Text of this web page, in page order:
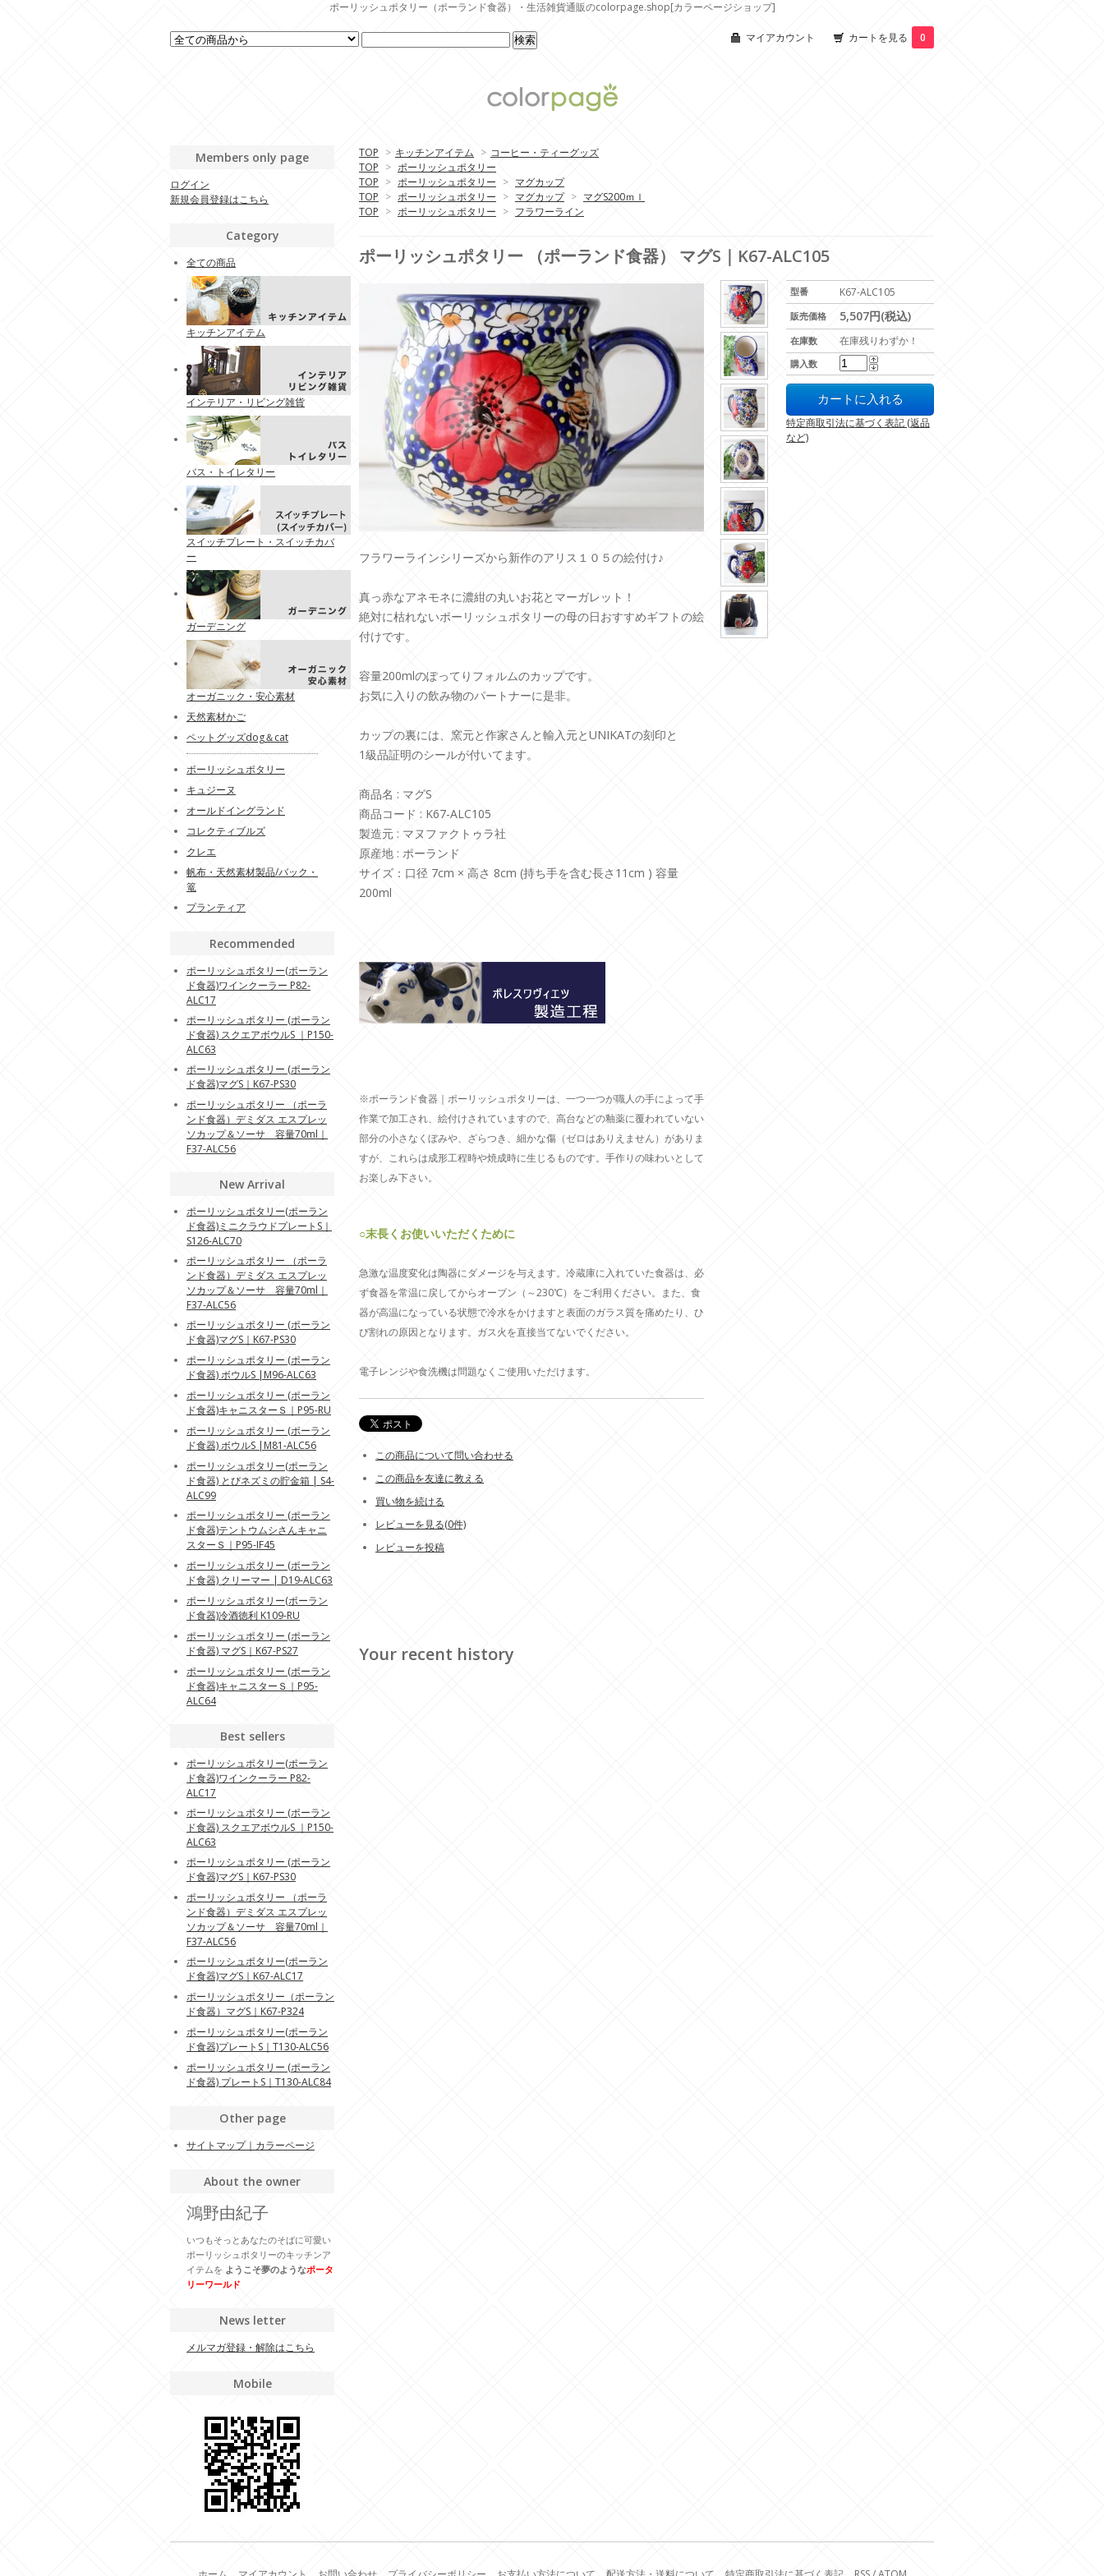
ポーリッシュポタリー（ポーランド食器）・生活雑貨通販のcolorpage.shop[カラーページショップ]
マイアカウント カートを見る 0
TOP > キッチンアイテム > コーヒー・ティーグッズ
TOP > ポーリッシュポタリー
TOP > ポーリッシュポタリー > マグカップ
TOP > ポーリッシュポタリー > マグカップ > マグS200ｍｌ
TOP > ポーリッシュポタリー > フラワーライン
ポーリッシュポタリー （ポーランド食器） マグS｜K67-ALC105
型番 K67-ALC105
販売価格 5,507円(税込)
在庫数 在庫残りわずか！
購入数
特定商取引法に基づく表記 (返品
など)
フラワーラインシリーズから新作のアリス１０５の絵付け♪
真っ赤なアネモネに濃紺の丸いお花とマーガレット！
絶対に枯れないポーリッシュポタリーの母の日おすすめギフトの絵
付けです。
容量200mlのぽってりフォルムのカップです。
お気に入りの飲み物のパートナーに是非。
カップの裏には、窯元と作家さんと輸入元とUNIKATの刻印と
1級品証明のシールが付いてます。
商品名 : マグS
商品コード : K67-ALC105
製造元 : マヌファクトゥラ社
原産地 : ポーランド
サイズ：口径 7cm × 高さ 8cm (持ち手を含む長さ11cm ) 容量
200ml
※ポーランド食器｜ポーリッシュポタリーは、一つ一つが職人の手によって手
作業で加工され、絵付けされていますので、高台などの釉薬に覆われていない
部分の小さなくぼみや、ざらつき、細かな傷（ゼロはありえません）がありま
すが、これらは成形工程時や焼成時に生じるものです。手作りの味わいとして
お楽しみ下さい。
○末長くお使いいただくために
急激な温度変化は陶器にダメージを与えます。冷蔵庫に入れていた食器は、必
ず食器を常温に戻してからオーブン（～230℃）をご利用ください。また、食
器が高温になっている状態で冷水をかけますと表面のガラス質を痛めたり、ひ
び割れの原因となります。ガス火を直接当てないでください。
電子レンジや食洗機は問題なくご使用いただけます。
この商品について問い合わせる
この商品を友達に教える
買い物を続ける
レビューを見る(0件)
レビューを投稿
Your recent history
Members only page
ログイン
新規会員登録はこちら
Category
全ての商品
キッチンアイテム
インテリア・リビング雑貨
バス・トイレタリー
スイッチプレート・スイッチカバ
ー
ガーデニング
オーガニック・安心素材
天然素材かご
ペットグッズdog＆cat
ポーリッシュポタリー
キュジーヌ
オールドイングランド
コレクティブルズ
クレエ
帆布・天然素材製品/バック・
篭
プランティア
Recommended
ポーリッシュポタリー(ポーラン
ド食器)ワインクーラー P82-
ALC17
ポーリッシュポタリー (ポーラン
ド食器) スクエアボウルS ｜P150-
ALC63
ポーリッシュポタリー (ポーラン
ド食器)マグS｜K67-PS30
ポーリッシュポタリー （ポーラ
ンド食器）デミダス エスプレッ
ソカップ＆ソーサ 容量70ml｜
F37-ALC56
New Arrival
ポーリッシュポタリー(ポーラン
ド食器)ミニクラウドプレートS｜
S126-ALC70
ポーリッシュポタリー （ポーラ
ンド食器）デミダス エスプレッ
ソカップ＆ソーサ 容量70ml｜
F37-ALC56
ポーリッシュポタリー (ポーラン
ド食器)マグS｜K67-PS30
ポーリッシュポタリー (ポーラン
ド食器) ボウルS |M96-ALC63
ポーリッシュポタリー (ポーラン
ド食器)キャニスターＳ｜P95-RU
ポーリッシュポタリー (ポーラン
ド食器) ボウルS |M81-ALC56
ポーリッシュポタリー(ポーラン
ド食器) とびネズミの貯金箱 | S4-
ALC99
ポーリッシュポタリー (ポーラン
ド食器)テントウムシさんキャニ
スターＳ｜P95-IF45
ポーリッシュポタリー (ポーラン
ド食器) クリーマー | D19-ALC63
ポーリッシュポタリー(ポーラン
ド食器)冷酒徳利 K109-RU
ポーリッシュポタリー (ポーラン
ド食器) マグS｜K67-PS27
ポーリッシュポタリー (ポーラン
ド食器)キャニスターＳ｜P95-
ALC64
Best sellers
ポーリッシュポタリー(ポーラン
ド食器)ワインクーラー P82-
ALC17
ポーリッシュポタリー (ポーラン
ド食器) スクエアボウルS ｜P150-
ALC63
ポーリッシュポタリー (ポーラン
ド食器)マグS｜K67-PS30
ポーリッシュポタリー （ポーラ
ンド食器）デミダス エスプレッ
ソカップ＆ソーサ 容量70ml｜
F37-ALC56
ポーリッシュポタリー(ポーラン
ド食器)マグS｜K67-ALC17
ポーリッシュポタリー（ポーラン
ド食器）マグS｜K67-P324
ポーリッシュポタリー(ポーラン
ド食器)プレートS｜T130-ALC56
ポーリッシュポタリー (ポーラン
ド食器) プレートS｜T130-ALC84
Other page
サイトマップ｜カラーページ
About the owner
鴻野由紀子
いつもそっとあなたのそばに可愛い
ポーリッシュポタリーのキッチンア
イテムを ようこそ夢のようなポータ
リーワールド
News letter
メルマガ登録・解除はこちら
Mobile